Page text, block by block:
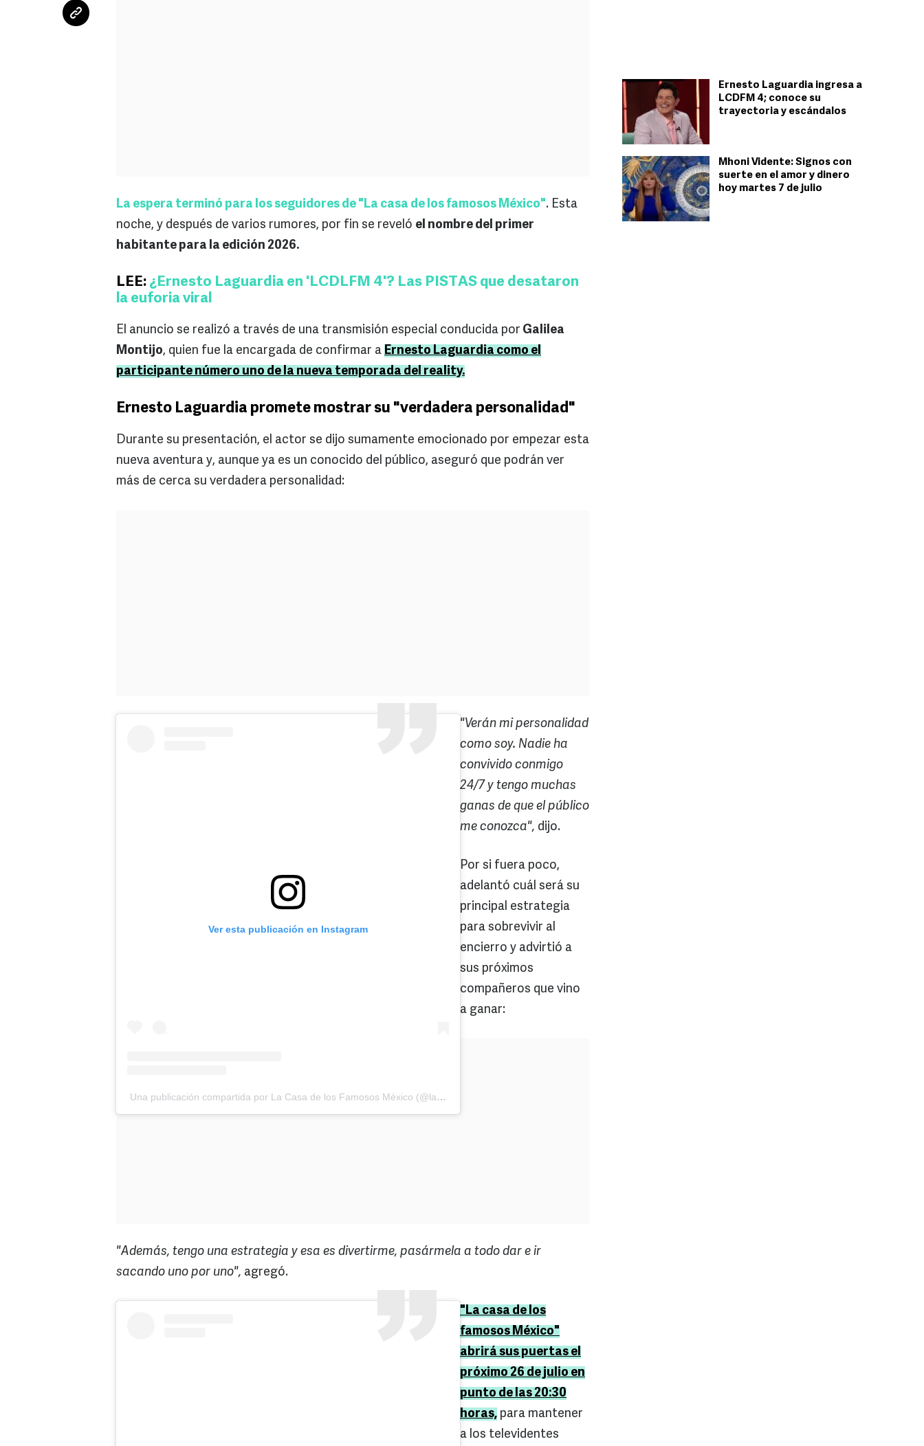
Ernesto Laguardia ingresa a
LCDFM 4; conoce su
trayectoria y escándalos
Mhoni Vidente: Signos con
suerte en el amor y dinero
hoy martes 7 de julio
La espera terminó para los seguidores de "La casa de los famosos México". Esta
noche, y después de varios rumores, por fin se reveló el nombre del primer
habitante para la edición 2026.
LEE: ¿Ernesto Laguardia en 'LCDLFM 4'? Las PISTAS que desataron
la euforia viral
El anuncio se realizó a través de una transmisión especial conducida por Galilea
Montijo, quien fue la encargada de confirmar a Ernesto Laguardia como el
participante número uno de la nueva temporada del reality.
Ernesto Laguardia promete mostrar su "verdadera personalidad"
Durante su presentación, el actor se dijo sumamente emocionado por empezar esta
nueva aventura y, aunque ya es un conocido del público, aseguró que podrán ver
más de cerca su verdadera personalidad:
Ver esta publicación en Instagram
Una publicación compartida por La Casa de los Famosos México (@lacasafamososmx)
"Verán mi personalidad
como soy. Nadie ha
convivido conmigo
24/7 y tengo muchas
ganas de que el público
me conozca", dijo.
Por si fuera poco,
adelantó cuál será su
principal estrategia
para sobrevivir al
encierro y advirtió a
sus próximos
compañeros que vino
a ganar:
"Además, tengo una estrategia y esa es divertirme, pasármela a todo dar e ir
sacando uno por uno", agregó.
"La casa de los
famosos México"
abrirá sus puertas el
próximo 26 de julio en
punto de las 20:30
horas, para mantener
a los televidentes